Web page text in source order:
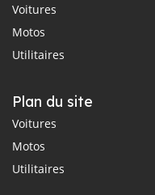
Voitures
Motos
Utilitaires
Plan du site
Voitures
Motos
Utilitaires